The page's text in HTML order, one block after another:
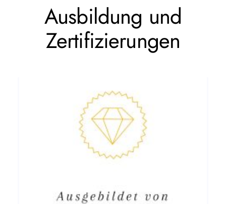
Ausbildung und
Zertifizierungen